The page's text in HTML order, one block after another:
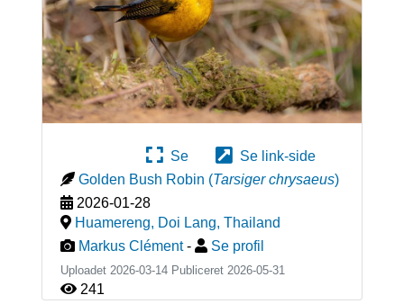
Se
Se link-side
Golden Bush Robin (Tarsiger chrysaeus)
2026-01-28
Huamereng, Doi Lang, Thailand
Markus Clément - Se profil
Uploadet 2026-03-14 Publiceret 2026-05-31
241